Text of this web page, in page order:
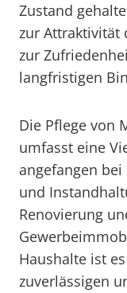
Zustand
zur Attraktivität
zur
langfristigen
Die Pflege von
umfasst eine
angefangen
und
Renovierung
Haushalte ist
zuverlässigen